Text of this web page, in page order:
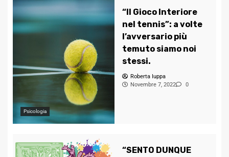
Psicologia
“Il Gioco Interiore
nel tennis”: a volte
l’avversario più
temuto siamo noi
stessi.
Roberta Iuppa
Novembre 7, 2022
0
“SENTO DUNQUE